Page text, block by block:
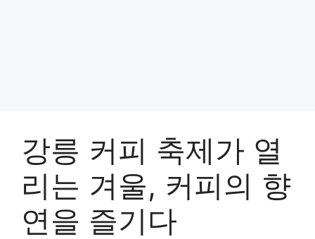
강릉 커피 축제가 열
리는 겨울, 커피의 향
연을 즐기다